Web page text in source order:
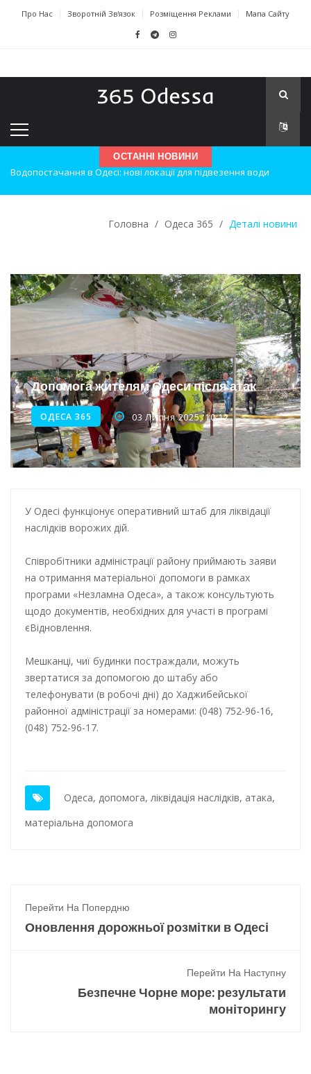
Про Нас Зворотній Зв'язок Розміщення Реклами Мапа Сайту
ОСТАННІ НОВИНИ
Нічна атака на Одесу: наслідки вибухів
Новини з Зимової школи інсульту в Швейцарії
Інтеграція ветеранів в українське суспільство
Нічна атака на Одесу: наслідки обстрілу
Енергетична підтримка для Одеси
Водопостачання в Одесі: нові локації для підвезення води
Головна / Одеса 365 / Деталі новини
Допомога жителям Одеси після атак
ОДЕСА 365 03 Липня 2025, 10:12
У Одесі функціонує оперативний штаб для ліквідації
наслідків ворожих дій.
Співробітники адміністрації району приймають заяви
на отримання матеріальної допомоги в рамках
програми «Незламна Одеса», а також консультують
щодо документів, необхідних для участі в програмі
єВідновлення.
Мешканці, чиї будинки постраждали, можуть
звертатися за допомогою до штабу або
телефонувати (в робочі дні) до Хаджибейської
районної адміністрації за номерами: (048) 752-96-16,
(048) 752-96-17.
Одеса, допомога, ліквідація наслідків, атака,
матеріальна допомога
Перейти На Попердню
Оновлення дорожньої розмітки в Одесі
Перейти На Наступну
Безпечне Чорне море: результати
моніторингу